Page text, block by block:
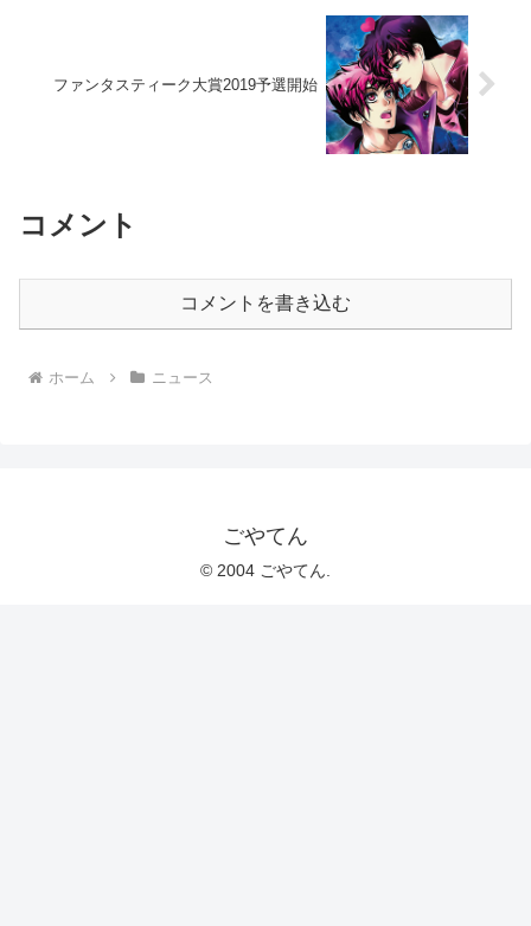
ファンタスティーク大賞2019予選開始
コメント
コメントを書き込む
ホーム ニュース
ごやてん
© 2004 ごやてん.